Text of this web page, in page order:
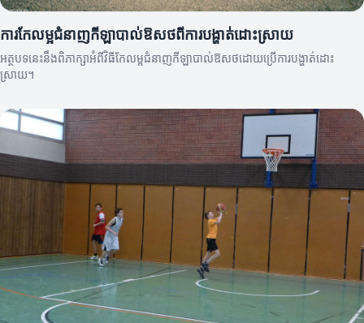
ការកែលម្អជំនាញកីឡាបាល់ឱសថពីការបង្ហាត់ដោះស្រាយ
អត្ថបទនេះនឹងពិភាក្សាអំពីវិធីកែលម្អជំនាញកីឡាបាល់ឱសថដោយប្រើការបង្ហាត់ដោះ
ស្រាយ។